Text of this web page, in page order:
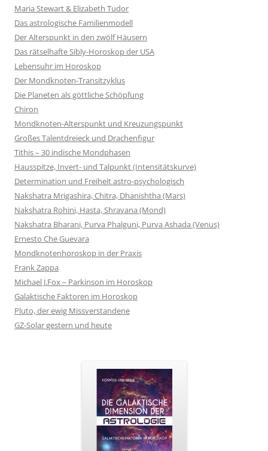
Maria Stewart & Elizabeth Tudor
Das astrologische Familienmodell
Der Alterspunkt in den zwölf Häusern
Das rätselhafte Sibly-Horoskop der USA
Lebensuhr im Horoskop
Der Mondknoten-Transitzyklus
Die Planeten als göttliche Schöpfung
Chiron
Mondknoten-Alterspunkt und Kreuzungspunkt
Großes Talentdreieck und Drachenfigur
Tithis – 30 indische Mondphasen
Hausspitze, Invert- und Talpunkt (Intensitätskurve)
Determination und Freiheit astro-psychologisch
Nakshatra Mrigashira, Chitra, Dhanishtha (Mars)
Nakshatra Rohini, Hasta, Shravana (Mond)
Nakshatra Bharani, Purva Phalguni, Purva Ashada (Venus)
Ernesto Che Guevara
Mondknotenhoroskop in der Praxis
Frank Zappa
Michael J.Fox – Parkinson im Horoskop
Galaktische Faktoren im Horoskop
Pluto, der ewig Missverstandene
GZ-Solar gestern und heute